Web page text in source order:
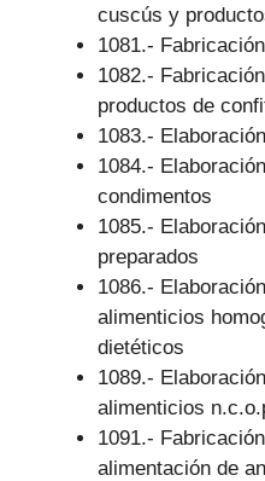
cuscús y
1081.-
1082.-
productos de
1083.-
1084.-
condimentos
1085.-
preparados
1086.-
alimenticios
dietéticos
1089.-
alimenticios
1091.-
alimentación de